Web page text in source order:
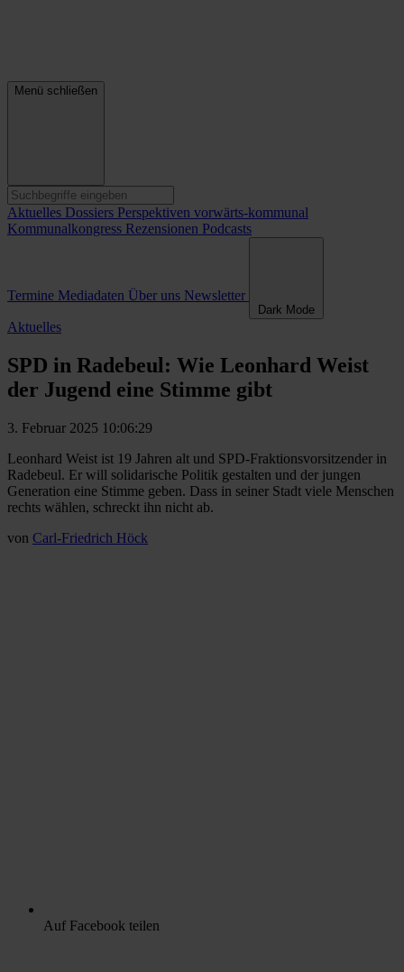
Menü schließen
Aktuelles Dossiers Perspektiven vorwärts-kommunal
Kommunalkongress Rezensionen Podcasts
Termine Mediadaten Über uns Newsletter
Dark Mode
Aktuelles
SPD in Radebeul: Wie Leonhard Weist
der Jugend eine Stimme gibt
3. Februar 2025 10:06:29
Leonhard Weist ist 19 Jahren alt und SPD-Fraktionsvorsitzender in
Radebeul. Er will solidarische Politik gestalten und der jungen
Generation eine Stimme geben. Dass in seiner Stadt viele Menschen
rechts wählen, schreckt ihn nicht ab.
von Carl-Friedrich Höck
Auf Facebook teilen